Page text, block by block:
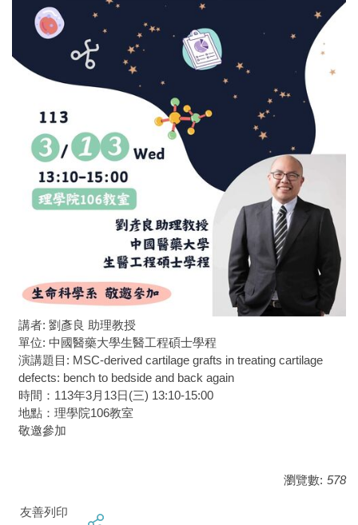
講者: 劉彥良 助理教授
單位: 中國醫藥大學生醫工程碩士學程
演講題目: MSC-derived cartilage grafts in treating cartilage
defects: bench to bedside and back again
時間：113年3月13日(三) 13:10-15:00
地點：理學院106教室
敬邀參加
瀏覽數: 578
友善列印